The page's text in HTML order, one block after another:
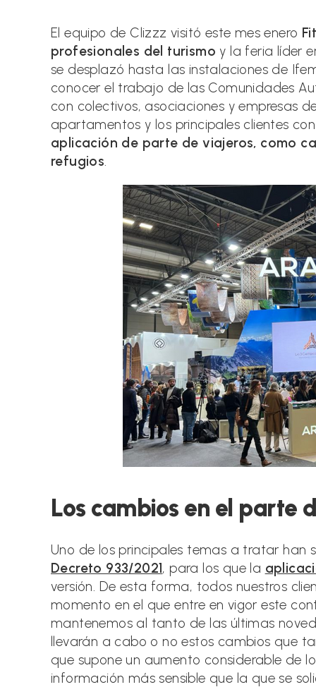
El equipo de Clizzz visitó este mes enero
profesionales del turismo y la feria líder
se desplazó hasta las instalaciones de
conocer el trabajo de las Comunidades
con colectivos, asociaciones y empresas
apartamentos y los principales clientes
aplicación de parte de viajeros, como
refugios.
Los cambios en el parte
Uno de los principales temas a tratar han
Decreto 933/2021, para los que la
versión. De esta forma, todos nuestros
momento en el que entre en vigor este
mantenemos al tanto de las últimas
llevarán a cabo o no estos cambios que
que supone un aumento considerable de
información más sensible que la que se